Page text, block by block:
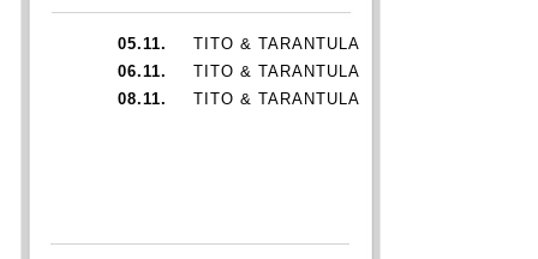
05.11.
TITO & TARANTULA
06.11.
TITO & TARANTULA
08.11.
TITO & TARANTULA